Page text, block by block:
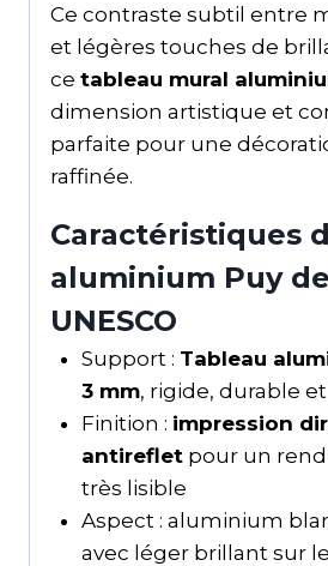
Ce contraste subtil entre
et légères touches de
ce tableau mural
dimension artistique et
parfaite pour une
raffinée.
Caractéristiques
aluminium Puy
UNESCO
Support : Tableau
3 mm, rigide, durable
Finition : impression
antirefletpour un
très lisible
Aspect : aluminium
avec léger brillant sur